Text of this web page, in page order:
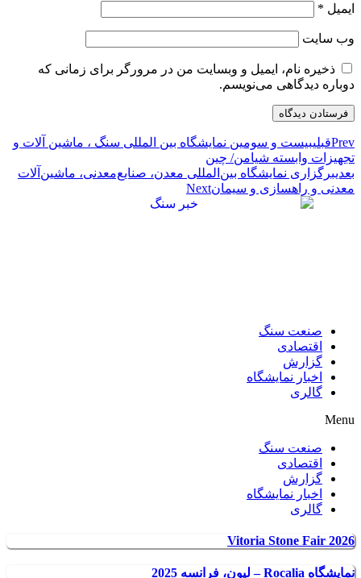
ایمیل *
وب‌ سایت
ذخیره نام، ایمیل و وبسایت من در مرورگر برای زمانی که
دوباره دیدگاهی می‌نویسم.
Prevقبلیبیست و سومین نمایشگاه بین المللی سنگ ، ماشین آلات و
تجهیزات وابسته شیامن/ چین
بعدیبرگزاری نمایشگاه بین‌المللی معدن، صنایع‌معدنی، ماشین‌آلات
معدنی و راهسازی و سیمانNext
صنعت سنگ
اقتصادی
گزارش
اخبار نمایشگاه
گالری
Menu
صنعت سنگ
اقتصادی
گزارش
اخبار نمایشگاه
گالری
Vitoria Stone Fair 2026
نمایشگاه Rocalia – لیون، فرانسه 2025